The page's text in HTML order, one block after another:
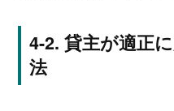
貸主が適正
法